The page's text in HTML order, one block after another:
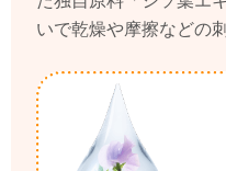
いで乾燥や摩擦などの